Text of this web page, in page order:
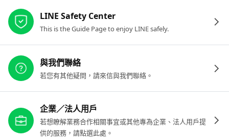
LINE Safety Center
This is the Guide Page to enjoy LINE safely.
與我們聯絡
若您有其他疑問，請來信與我們聯絡。
企業／法人用戶
若想瞭解業務合作相關事宜或其他專為企業、法人用戶提
供的服務，請點選此處。